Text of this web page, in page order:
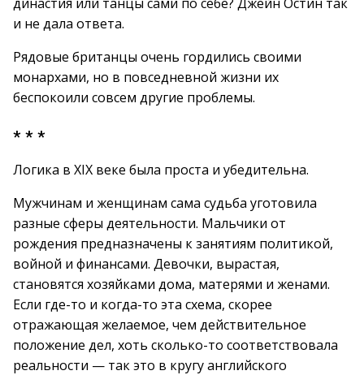
и не дала ответа.
Рядовые британцы очень гордились своими
монархами, но в повседневной жизни их
беспокоили совсем другие проблемы.
* * *
Логика в XIX веке была проста и убедительна.
Мужчинам и женщинам сама судьба уготовила
разные сферы деятельности. Мальчики от
рождения предназначены к занятиям политикой,
войной и финансами. Девочки, вырастая,
становятся хозяйками дома, матерями и женами.
Если где-то и когда-то эта схема, скорее
отражающая желаемое, чем действительное
положение дел, хоть сколько-то соответствовала
реальности — так это в кругу английского